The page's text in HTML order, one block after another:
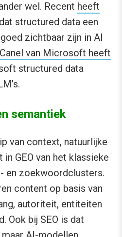
wel. Recent heeft
dat structured data een
zichtbaar zijn in AI
van Microsoft heeft
structured data
semantiek
van context, natuurlijke
GEO van het klassieke
en zoekwoordclusters.
content op basis van
autoriteit, entiteiten
Ook bij SEO is dat